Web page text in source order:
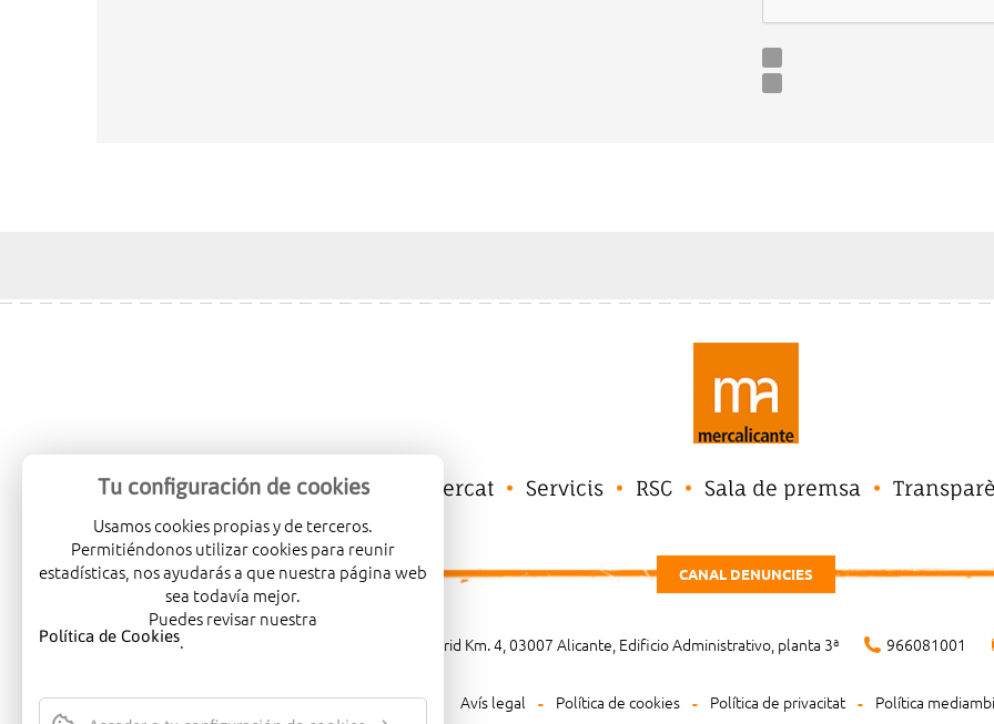
Mercalicante Empreses Mercat Servicis RSC Sala de premsa
CANAL DENUNCIES
Carretera de Madrid Km. 4, 03007 Alicante, Edificio Administrativo, planta 3ª 966081001
Avís legal Política de cookies Política de privacitat Política
Tu configuración de cookies
Usamos cookies propias y de terceros.
Permitiéndonos utilizar cookies para reunir
estadísticas, nos ayudarás a que nuestra página web
sea todavía mejor.
Puedes revisar nuestra
Política de Cookies.